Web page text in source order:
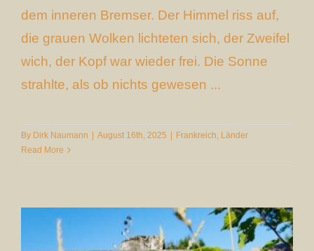
dem inneren Bremser. Der Himmel riss auf,
die grauen Wolken lichteten sich, der Zweifel
wich, der Kopf war wieder frei. Die Sonne
strahlte, als ob nichts gewesen ...
By Dirk Naumann August 16th, 2025 Frankreich, Länder
Read More